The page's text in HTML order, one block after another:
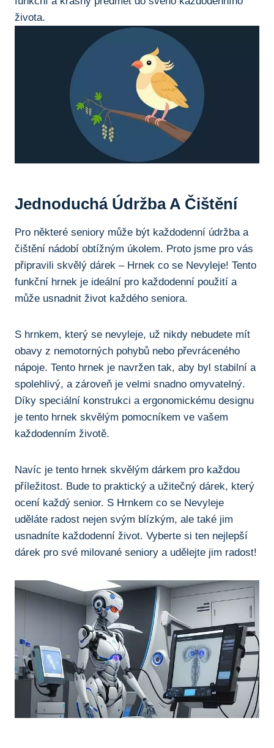
života.
Jednoduchá⁣ Údržba A ⁣čištění
Pro některé seniory může⁣ být každodenní údržba⁤ a
čištění nádobí obtížným úkolem. Proto jsme⁢ pro‍ vás⁤
připravili skvělý dárek – ‌Hrnek co se Nevyleje! Tento‍
funkční hrnek je‌ ideální pro každodenní použití a
může usnadnit život každého ⁣seniora.
S hrnkem, který se nevyleje, už ⁣nikdy nebudete ⁣mít
obavy ‌z nemotorných pohybů nebo převráceného⁣
nápoje.⁢ Tento hrnek je ​navržen‌ tak, ⁢aby byl stabilní a
spolehlivý, a zároveň je⁢ velmi ‌snadno‍ omyvatelný.
Díky speciální konstrukci a ergonomickému designu
⁢je ⁤tento hrnek​ skvělým⁣ pomocníkem ve vašem
každodenním životě.
Navíc je tento hrnek skvělým dárkem pro každou
⁣příležitost. Bude ​to praktický a užitečný dárek, který
ocení každý senior. S Hrnkem⁤ co⁣ se Nevyleje
uděláte radost nejen svým blízkým, ale také jim
usnadníte každodenní život. ⁣Vyberte si ⁢ten ‌nejlepší
⁣dárek pro své milované​ seniory⁣ a udělejte jim ⁣radost!